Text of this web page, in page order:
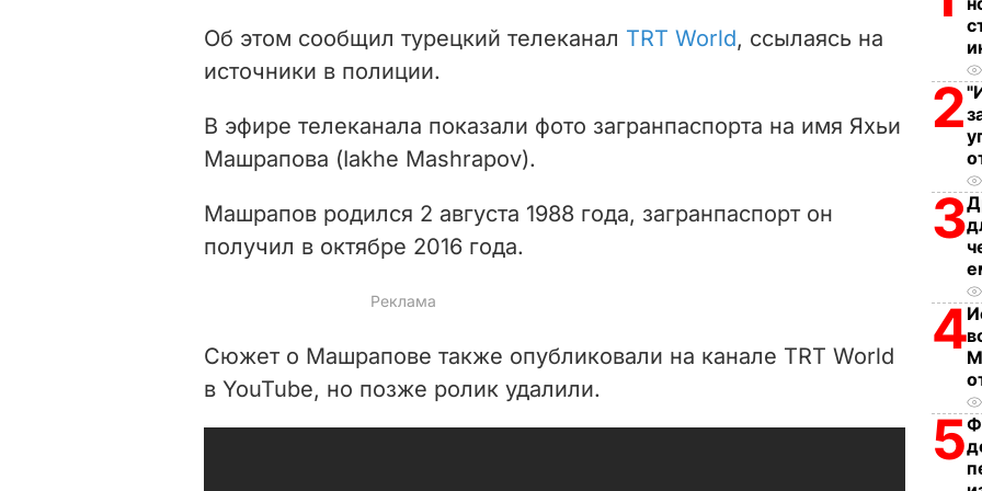
d
o
Об этом сообщил турецкий телеканал TRT World, ссылаясь на
источники в полиции.
В эфире телеканала показали фото загранпаспорта на имя Яхьи
Машрапова (Iakhe Mashrapov).
Машрапов родился 2 августа 1988 года, загранпаспорт он
получил в октябре 2016 года.
Сюжет о Машрапове также опубликовали на канале TRT World
в YouTube, но позже ролик удалили.
2
3
4
5